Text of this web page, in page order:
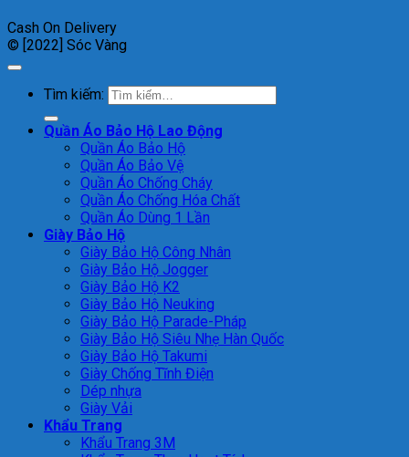
Cash On Delivery
© [2022] Sóc Vàng
Tìm kiếm:
Quần Áo Bảo Hộ Lao Động
Quần Áo Bảo Hộ
Quần Áo Bảo Vệ
Quần Áo Chống Cháy
Quần Áo Chống Hóa Chất
Quần Áo Dùng 1 Lần
Giày Bảo Hộ
Giày Bảo Hộ Công Nhân
Giày Bảo Hộ Jogger
Giày Bảo Hộ K2
Giày Bảo Hộ Neuking
Giày Bảo Hộ Parade-Pháp
Giày Bảo Hộ Siêu Nhẹ Hàn Quốc
Giày Bảo Hộ Takumi
Giày Chống Tĩnh Điện
Dép nhựa
Giày Vải
Khẩu Trang
Khẩu Trang 3M